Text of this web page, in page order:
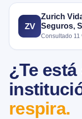
ZV
Zurich
Seguros,
Consultado 11
¿Te
respira.